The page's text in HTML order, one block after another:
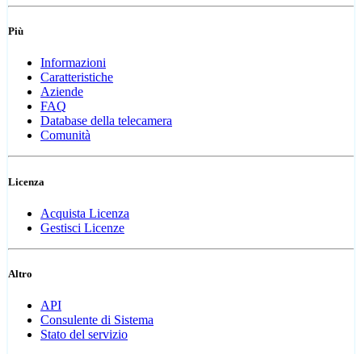
Più
Informazioni
Caratteristiche
Aziende
FAQ
Database della telecamera
Comunità
Licenza
Acquista Licenza
Gestisci Licenze
Altro
API
Consulente di Sistema
Stato del servizio